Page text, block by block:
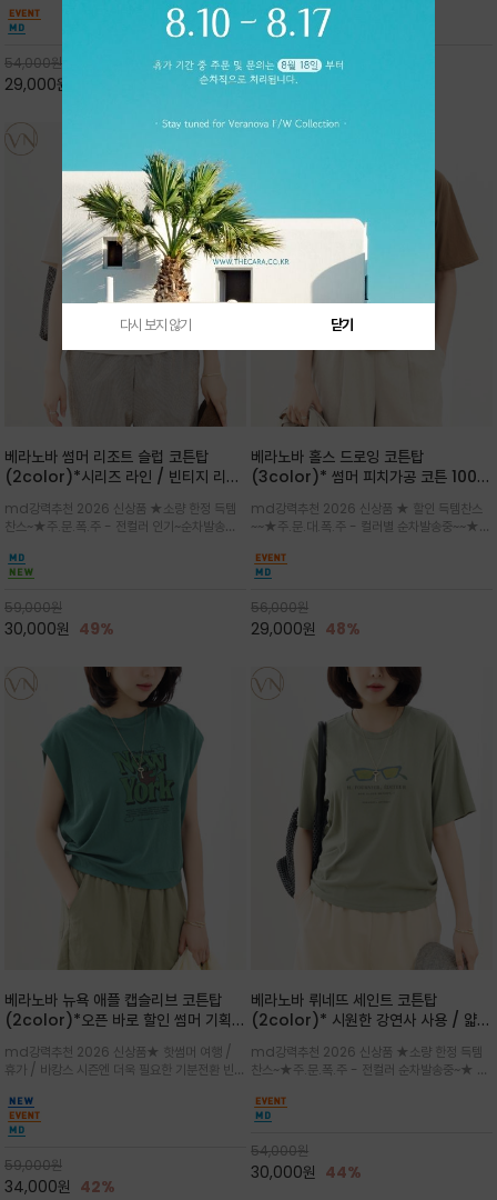
안함을 동시에 느낄수 있으며 차분하고 필요한
컬러웨이로 단독 또는 린넨 자켓/ 여름점퍼 안에
코디하기 만능템 입니다^^
54,000원
29,000원
핏 강연티셔츠
한 착용감을 선사하며, 자연스럽게 떨어지는 실루
엣이 편안하며 ★도회적인 무드로 루즈하게 단독
65,000원
30,000
베라노바 썸머 리조트 슬럽 코튼탑
(2color)*시리즈 라인 / 빈티지 리조
는 가벼운 코튼 터치의 반팔 티셔츠입니
다
md강력추천 2026 신상품 ★소량 한정 득템
찬스~★주.문.폭.주 - 전컬러 인기~순차발송중
아(Sepia)나 파스텔 톤의 해변 풍경으로 세련
된 뮤트톤 컬러 팔레트로 빈티지한 무드의 선샤
인 프린트가 더해져 담백하면서도 감각
59,000원
30,000원 49%
베라노바 홀스 드로잉 코튼탑
(3color)* 썸머 피치가공 코튼 100프
의 미를 살려 말의 윤곽선만 스케치하여
감성을 담은 아이템
md강력추천 2026 신상품 ★ 할인 득템찬스
~~★주.문.대.폭.주 - 컬러별 순차발송중~~★프
말(Horse) 드로잉 티셔츠는 여유로운 실루엣과
감각적인 아트워크로 고급스러운 여름 스타일링
을 완성할 수 있습니다
56,000원
29,000원 48%
베라노바 뉴욕 애플 캡슬리브 코튼탑
(2color)*오픈 바로 할인 썸머 기획
★ 한정수량 제작 ★ 강연 코튼으로 빈
티지 프린트로 여름 하의와 모두 잘어울
리는 그래픽
md강력추천 2026 신상품★ 핫썸머 여행 /
휴가 / 바캉스 시즌엔 더욱 필요한 기분전환 빈티
부에 산뜻하게 닿는 프리미엄 /답답함 없는 라운
드 넥라인과 자연스럽게 어깨를 감싸는 캡슬리브
디자인이 팔 라인을 더욱 날씬
59,000원
34,000원 42%
베라노바 뤼네뜨 세인트 코튼탑
(2color)* 시원한 강연사 사용 / 얇고
피부에 잘 달라붙지 않아 통기성이 탁월
md강력추천 2026 신상품 ★소량 한정 득템
찬스~★주.문.폭.주 - 전컬러 순차발송중~★ 감
라인과 여유 있는 스탠다드 핏으로 부담 없이 착
용/과하지 않은 프린트 디테일이 룩에 세련된 위
트를 더해 데일리 룩에 포인트
54,000원
30,000원 44%
다시 보지 않기 닫기